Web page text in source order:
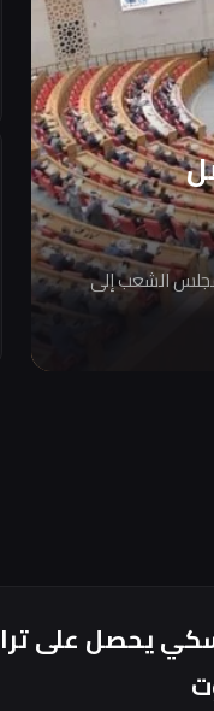
الشعب إلى
يحصل على